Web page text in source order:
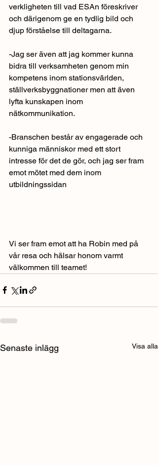
verkligheten till vad ESAn föreskriver
och därigenom ge en tydlig bild och
djup förståelse till deltagarna.
-Jag ser även att jag kommer kunna
bidra till verksamheten genom min
kompetens inom stationsvärlden,
ställverksbyggnationer men att även
lyfta kunskapen inom
nätkommunikation.
-Branschen består av engagerade och
kunniga människor med ett stort
intresse för det de gör, och jag ser fram
emot mötet med dem inom
utbildningssidan
Vi ser fram emot att ha Robin med på
vår resa och hälsar honom varmt
välkommen till teamet!
Senaste inlägg Visa alla